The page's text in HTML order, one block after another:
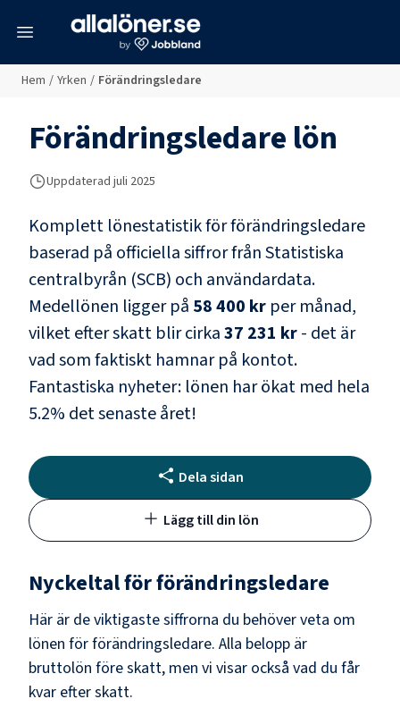
Hem / Yrken / Förändringsledare
Förändringsledarelön
Uppdaterad juli 2025
Komplett lönestatistik förförändringsledare
baserad på officiella siffror från Statistiska
centralbyrån (SCB) och användardata.
Medellönen ligger på 58 400 kr per månad,
vilket efter skatt blir cirka37 231 kr- det är
vad som faktiskt hamnar på kontot.
Fantastiska nyheter: lönen har ökat med hela
5.2% det senaste året!
Dela sidan
Lägg till din lön
Nyckeltal förförändringsledare
Här är de viktigaste siffrorna du behöver veta om
lönen förförändringsledare. Alla belopp är
bruttolön före skatt, men vi visar också vad du får
kvar efter skatt.